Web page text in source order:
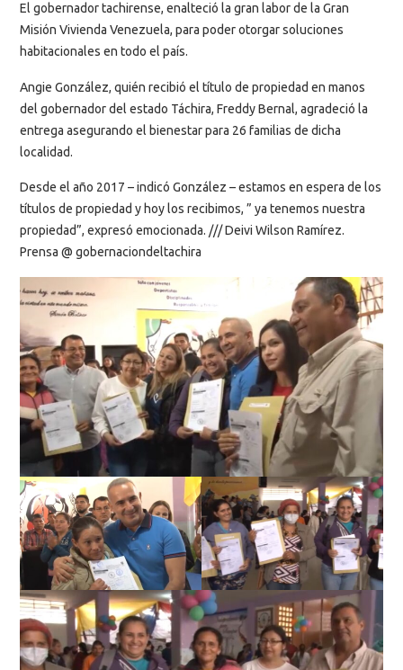
El gobernador tachirense, enalteció la gran labor de la Gran
Misión Vivienda Venezuela, para poder otorgar soluciones
habitacionales en todo el país.
Angie González, quién recibió el título de propiedad en manos
del gobernador del estado Táchira, Freddy Bernal, agradeció la
entrega asegurando el bienestar para 26 familias de dicha
localidad.
Desde el año 2017 – indicó González – estamos en espera de los
títulos de propiedad y hoy los recibimos, ” ya tenemos nuestra
propiedad”, expresó emocionada. /// Deivi Wilson Ramírez.
Prensa @ gobernaciondeltachira